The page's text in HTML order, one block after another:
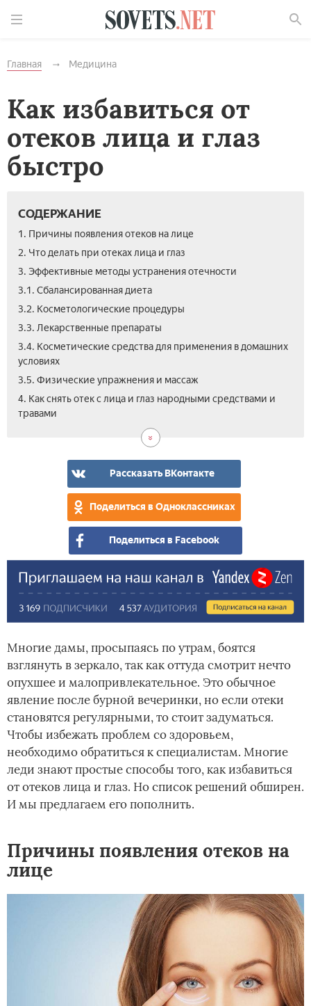
Главная Медицина
Как избавиться от
отеков лица и глаз
быстро
СОДЕРЖАНИЕ
1. Причины появления отеков на лице
2. Что делать при отеках лица и глаз
3. Эффективные методы устранения отечности
3.1. Сбалансированная диета
3.2. Косметологические процедуры
3.3. Лекарственные препараты
3.4. Косметические средства для применения в домашних
условиях
3.5. Физические упражнения и массаж
4. Как снять отек с лица и глаз народными средствами и
травами
Рассказать ВКонтакте
Поделиться в Одноклассниках
Поделиться в Facebook
Многие дамы, просыпаясь по утрам, боятся
взглянуть в зеркало, так как оттуда смотрит нечто
опухшее и малопривлекательное. Это обычное
явление после бурной вечеринки, но если отеки
становятся регулярными, то стоит задуматься.
Чтобы избежать проблем со здоровьем,
необходимо обратиться к специалистам. Многие
леди знают простые способы того, как избавиться
от отеков лица и глаз. Но список решений обширен.
И мы предлагаем его пополнить.
Причины появления отеков на
лице